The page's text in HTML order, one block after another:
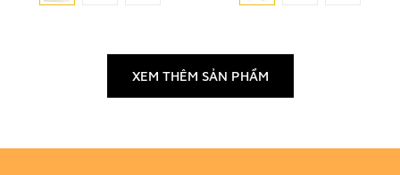
XEM THÊM SẢN PHẨM